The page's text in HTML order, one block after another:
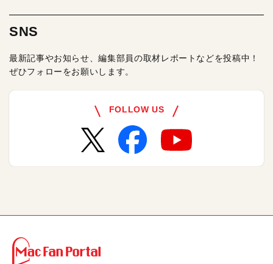
SNS
最新記事やお知らせ、編集部員の取材レポートなどを投稿中！
ぜひフォローをお願いします。
FOLLOW US